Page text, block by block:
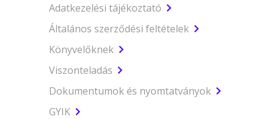
Adatkezelési tájékoztató
Általános szerződési feltételek
Könyvelőknek
Viszonteladás
Dokumentumok és nyomtatványok
GYIK